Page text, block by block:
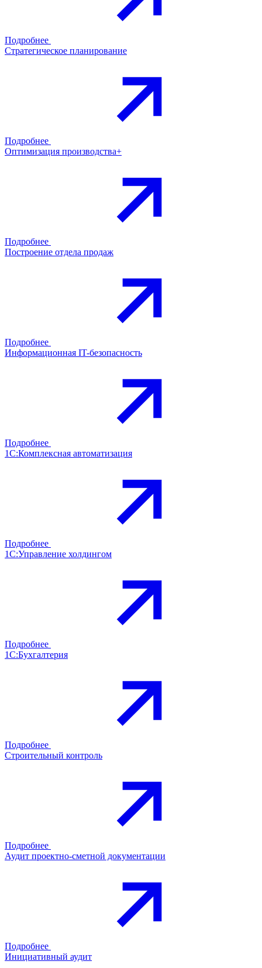
Подробнее
Стратегическое планирование
Подробнее
Оптимизация производства+
Подробнее
Построение отдела продаж
Подробнее
Информационная IT-безопасность
Подробнее
1С:Комплексная автоматизация
Подробнее
1С:Управление холдингом
Подробнее
1С:Бухгалтерия
Подробнее
Строительный контроль
Подробнее
Аудит проектно-сметной документации
Подробнее
Инициативный аудит